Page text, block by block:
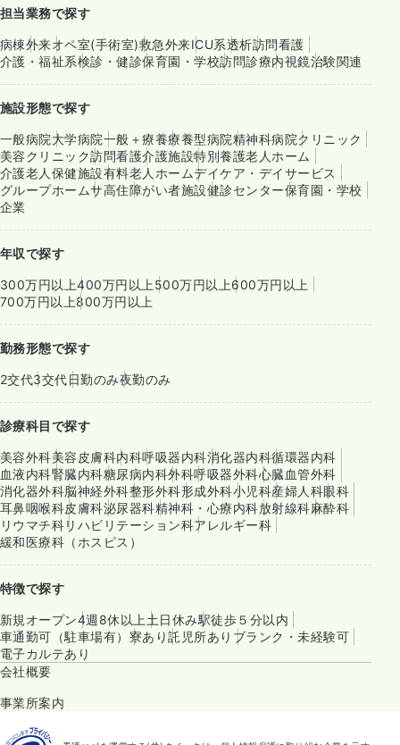
担当業務で探す
病棟外来オペ室(手術室)救急外来ICU系透析訪問看護
介護・福祉系検診・健診保育園・学校訪問診療内視鏡治験関連
施設形態で探す
一般病院大学病院一般＋療養療養型病院精神科病院クリニック
美容クリニック訪問看護介護施設特別養護老人ホーム
介護老人保健施設有料老人ホームデイケア・デイサービス
グループホームサ高住障がい者施設健診センター保育園・学校
企業
年収で探す
300万円以上400万円以上 500万円以上600万円以上
700万円以上800万円以上
勤務形態で探す
2交代3交代日勤のみ夜勤のみ
診療科目で探す
美容外科美容皮膚科内科呼吸器内科消化器内科循環器内科
血液内科腎臓内科糖尿病内科外科呼吸器外科心臓血管外科
消化器外科脳神経外科整形外科形成外科小児科産婦人科眼科
耳鼻咽喉科皮膚科泌尿器科精神科・心療内科放射線科麻酔科
リウマチ科リハビリテーション科アレルギー科
緩和医療科（ホスピス）
特徴で探す
新規オープン4週8休以上 土日休み駅徒歩５分以内
車通勤可（駐車場有） 寮あり託児所あり ブランク・未経験可
電子カルテあり
会社概要
事業所案内